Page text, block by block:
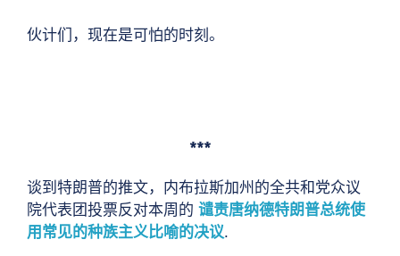
伙计们，现在是可怕的时刻。
***
谈到特朗普的推文，内布拉斯加州的全共和党众议
院代表团投票反对本周的 谴责唐纳德特朗普总统使
用常见的种族主义比喻的决议.